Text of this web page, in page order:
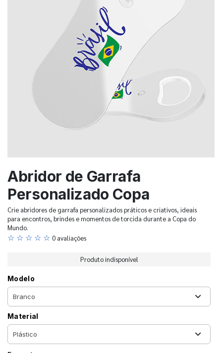
Abridor de Garrafa
Personalizado Copa
Crie abridores de garrafa personalizados práticos e criativos, ideais
para encontros, brindes e momentos de torcida durante a Copa do
Mundo.
☆ ☆ ☆ ☆ ☆ 0 avaliações
Produto indisponível
Modelo
Material